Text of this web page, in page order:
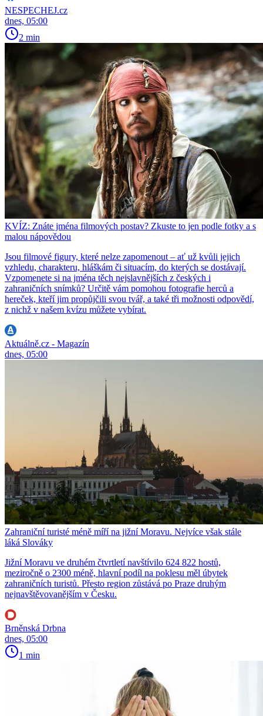
NESPECHEJ.cz
dnes, 05:00
2 min
KVÍZ: Znáte jména filmových postav? Zkuste to jen podle fotky a s
malou nápovědou
Jsou filmové figury, které nelze zapomenout – ať už kvůli jejich
vzhledu, charakteru, hláškám či situacím, do kterých se dostávají.
Vzpomenete si na jména těch nejslavnějších z českých i
zahraničních snímků? Určitě vám pomohou fotografie herců a
hereček, kteří jim propůjčili svou tvář, a také tři možnosti odpovědí,
z nichž v našem kvízu můžete vybírat.
Aktuálně.cz - Magazín
dnes, 05:00
Zahraniční turisté méně míří na jižní Moravu. Nejvíce však stále
láká Slováky
Jižní Moravu ve druhém čtvrtletí navštívilo 624 822 hostů,
meziročně o 2300 méně, hlavní podíl na poklesu měl úbytek
zahraničních turistů. Přesto region zůstává po Praze druhým
nejnavštěvovanějším v Česku.
Brněnská Drbna
dnes, 05:00
1 min